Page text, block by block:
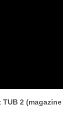
2 (magazine